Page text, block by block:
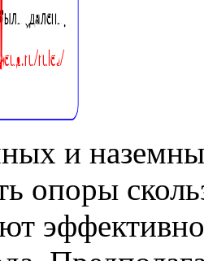
и
опоры